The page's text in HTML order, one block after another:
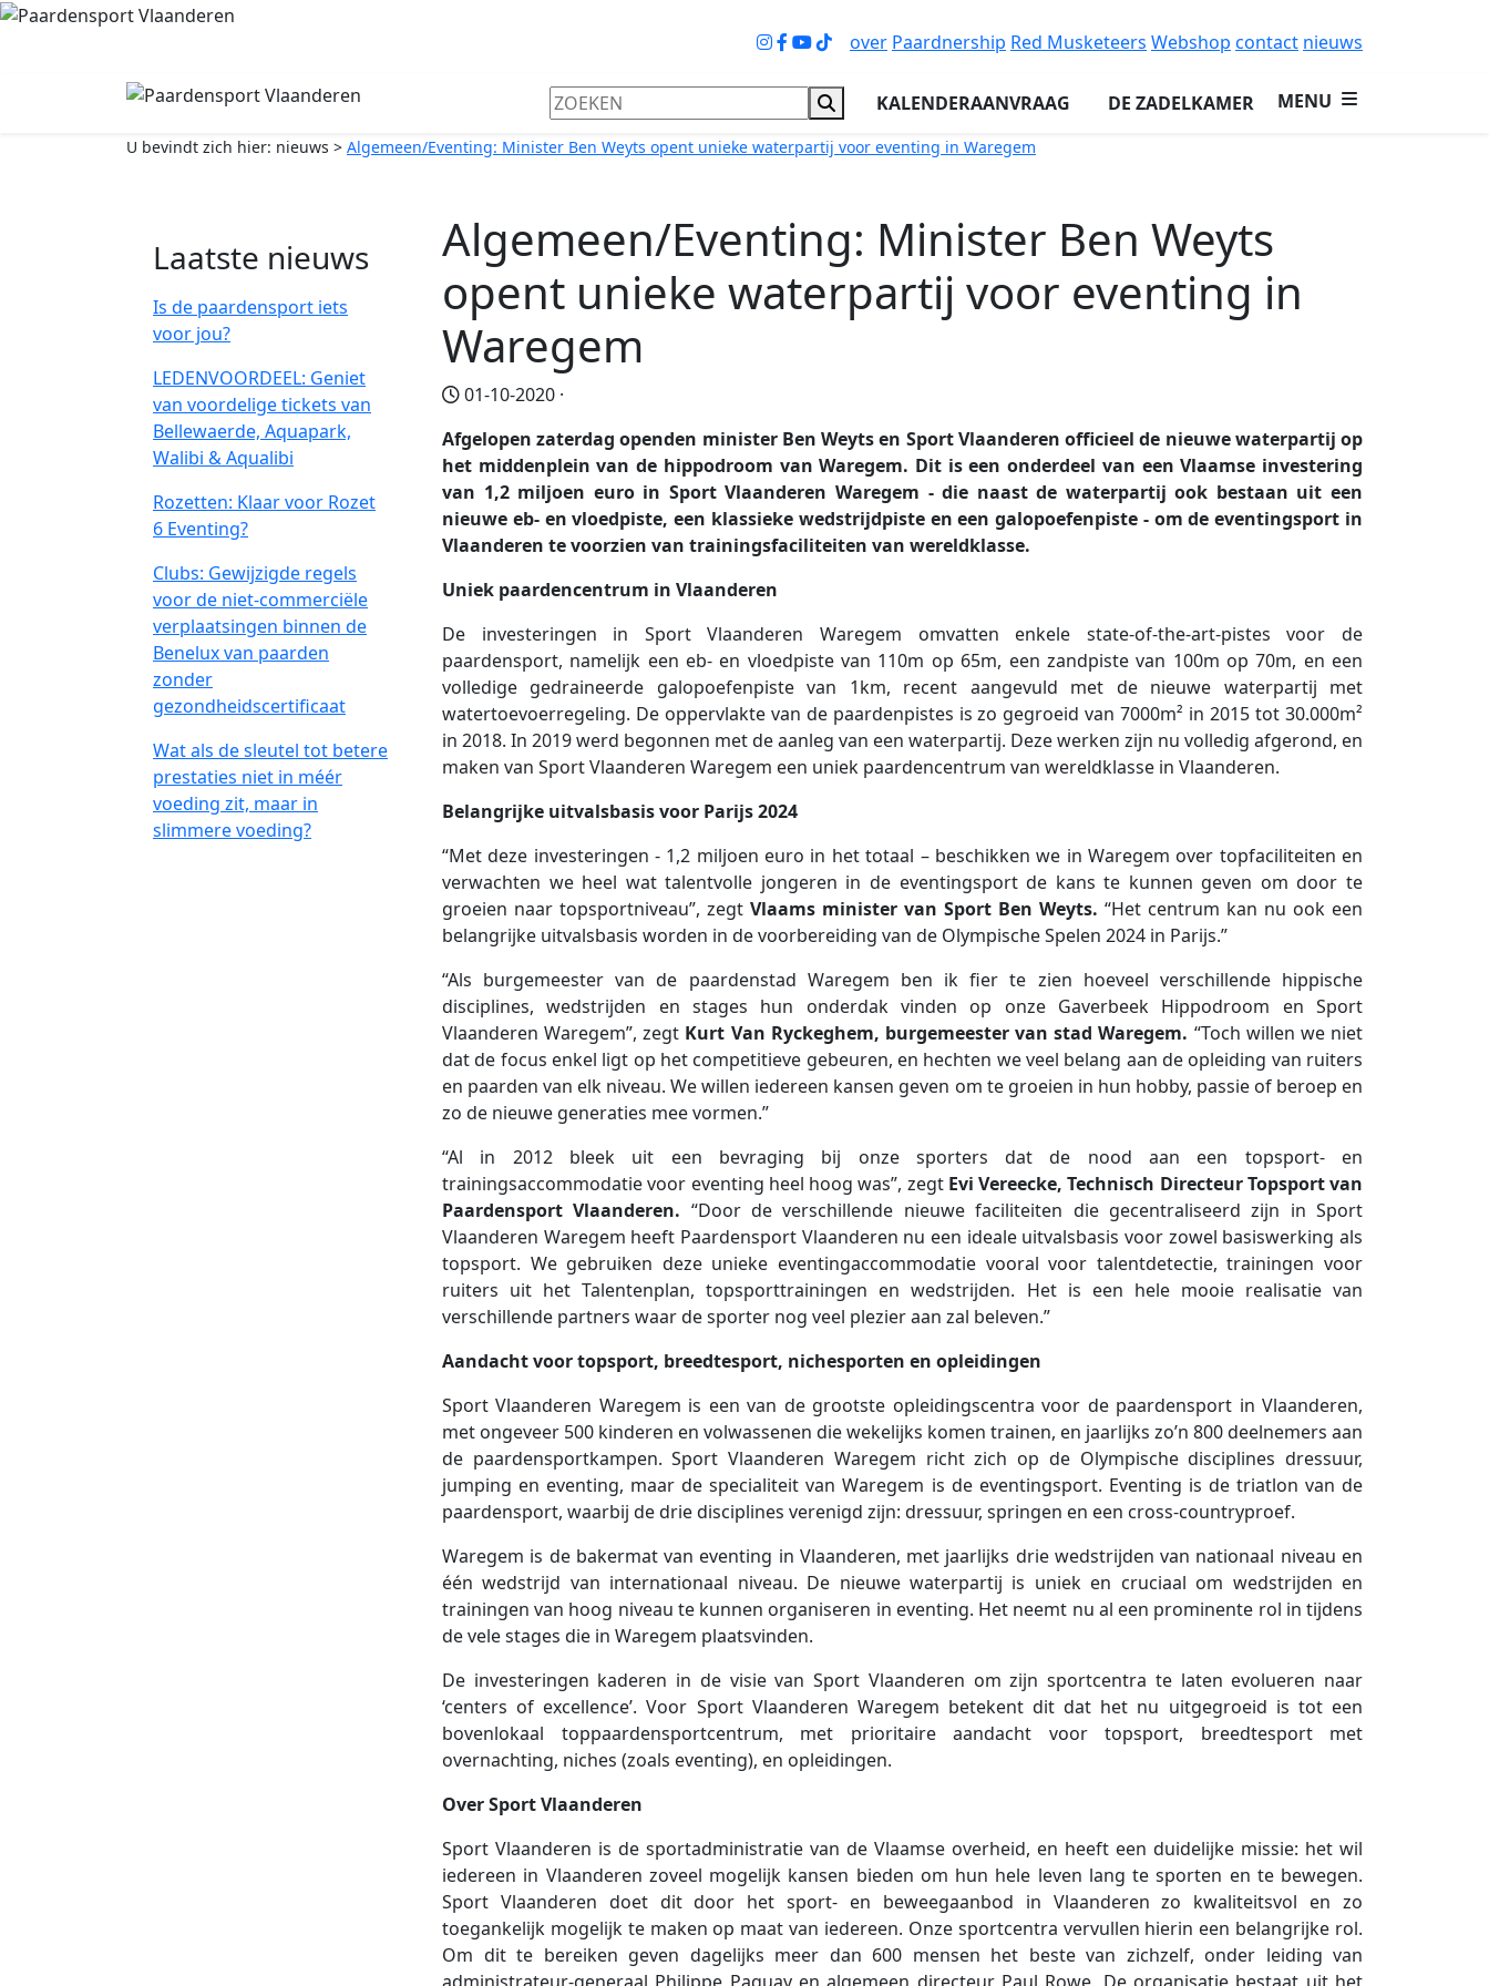
over Paardnership Red Musketeers Webshop contact nieuws
KALENDERAANVRAAG DE ZADELKAMER MENU
U bevindt zich hier: nieuws > Algemeen/Eventing: Minister Ben Weyts opent unieke waterpartij voor eventing in Waregem
Laatste nieuws
Is de paardensport iets
voor jou?
LEDENVOORDEEL: Geniet
van voordelige tickets van
Bellewaerde, Aquapark,
Walibi & Aqualibi
Rozetten: Klaar voor Rozet
6 Eventing?
Clubs: Gewijzigde regels
voor de niet-commerciële
verplaatsingen binnen de
Benelux van paarden
zonder
gezondheidscertificaat
Wat als de sleutel tot betere
prestaties niet in méér
voeding zit, maar in
slimmere voeding?
Algemeen/Eventing: Minister Ben Weyts
opent unieke waterpartij voor eventing in
Waregem
01-10-2020 ·
Afgelopen zaterdag openden minister Ben Weyts en Sport Vlaanderen officieel de nieuwe waterpartij op
het middenplein van de hippodroom van Waregem. Dit is een onderdeel van een Vlaamse investering
van 1,2 miljoen euro in Sport Vlaanderen Waregem - die naast de waterpartij ook bestaan uit een
nieuwe eb- en vloedpiste, een klassieke wedstrijdpiste en een galopoefenpiste - om de eventingsport in
Vlaanderen te voorzien van trainingsfaciliteiten van wereldklasse.
Uniek paardencentrum in Vlaanderen
De investeringen in Sport Vlaanderen Waregem omvatten enkele state-of-the-art-pistes voor de
paardensport, namelijk een eb- en vloedpiste van 110m op 65m, een zandpiste van 100m op 70m, en een
volledige gedraineerde galopoefenpiste van 1km, recent aangevuld met de nieuwe waterpartij met
watertoevoerregeling. De oppervlakte van de paardenpistes is zo gegroeid van 7000m² in 2015 tot 30.000m²
in 2018. In 2019 werd begonnen met de aanleg van een waterpartij. Deze werken zijn nu volledig afgerond, en
maken van Sport Vlaanderen Waregem een uniek paardencentrum van wereldklasse in Vlaanderen.
Belangrijke uitvalsbasis voor Parijs 2024
“Met deze investeringen - 1,2 miljoen euro in het totaal – beschikken we in Waregem over topfaciliteiten en
verwachten we heel wat talentvolle jongeren in de eventingsport de kans te kunnen geven om door te
groeien naar topsportniveau”, zegt Vlaams minister van Sport Ben Weyts. “Het centrum kan nu ook een
belangrijke uitvalsbasis worden in de voorbereiding van de Olympische Spelen 2024 in Parijs.”
“Als burgemeester van de paardenstad Waregem ben ik fier te zien hoeveel verschillende hippische
disciplines, wedstrijden en stages hun onderdak vinden op onze Gaverbeek Hippodroom en Sport
Vlaanderen Waregem”, zegt Kurt Van Ryckeghem, burgemeester van stad Waregem. “Toch willen we niet
dat de focus enkel ligt op het competitieve gebeuren, en hechten we veel belang aan de opleiding van ruiters
en paarden van elk niveau. We willen iedereen kansen geven om te groeien in hun hobby, passie of beroep en
zo de nieuwe generaties mee vormen.”
“Al in 2012 bleek uit een bevraging bij onze sporters dat de nood aan een topsport- en
trainingsaccommodatie voor eventing heel hoog was”, zegt Evi Vereecke, Technisch Directeur Topsport van
Paardensport Vlaanderen. “Door de verschillende nieuwe faciliteiten die gecentraliseerd zijn in Sport
Vlaanderen Waregem heeft Paardensport Vlaanderen nu een ideale uitvalsbasis voor zowel basiswerking als
topsport. We gebruiken deze unieke eventingaccommodatie vooral voor talentdetectie, trainingen voor
ruiters uit het Talentenplan, topsporttrainingen en wedstrijden. Het is een hele mooie realisatie van
verschillende partners waar de sporter nog veel plezier aan zal beleven.”
Aandacht voor topsport, breedtesport, nichesporten en opleidingen
Sport Vlaanderen Waregem is een van de grootste opleidingscentra voor de paardensport in Vlaanderen,
met ongeveer 500 kinderen en volwassenen die wekelijks komen trainen, en jaarlijks zo’n 800 deelnemers aan
de paardensportkampen. Sport Vlaanderen Waregem richt zich op de Olympische disciplines dressuur,
jumping en eventing, maar de specialiteit van Waregem is de eventingsport. Eventing is de triatlon van de
paardensport, waarbij de drie disciplines verenigd zijn: dressuur, springen en een cross-countryproef.
Waregem is de bakermat van eventing in Vlaanderen, met jaarlijks drie wedstrijden van nationaal niveau en
één wedstrijd van internationaal niveau. De nieuwe waterpartij is uniek en cruciaal om wedstrijden en
trainingen van hoog niveau te kunnen organiseren in eventing. Het neemt nu al een prominente rol in tijdens
de vele stages die in Waregem plaatsvinden.
De investeringen kaderen in de visie van Sport Vlaanderen om zijn sportcentra te laten evolueren naar
‘centers of excellence’. Voor Sport Vlaanderen Waregem betekent dit dat het nu uitgegroeid is tot een
bovenlokaal toppaardensportcentrum, met prioritaire aandacht voor topsport, breedtesport met
overnachting, niches (zoals eventing), en opleidingen.
Over Sport Vlaanderen
Sport Vlaanderen is de sportadministratie van de Vlaamse overheid, en heeft een duidelijke missie: het wil
iedereen in Vlaanderen zoveel mogelijk kansen bieden om hun hele leven lang te sporten en te bewegen.
Sport Vlaanderen doet dit door het sport- en beweegaanbod in Vlaanderen zo kwaliteitsvol en zo
toegankelijk mogelijk te maken op maat van iedereen. Onze sportcentra vervullen hierin een belangrijke rol.
Om dit te bereiken geven dagelijks meer dan 600 mensen het beste van zichzelf, onder leiding van